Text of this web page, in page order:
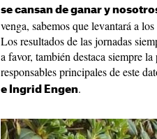
se cansan de ganar y
venga, sabemos que levantará a
Los resultados de las jornadas
a favor, también destaca siempre
responsables principales de este
e Ingrid Engen.